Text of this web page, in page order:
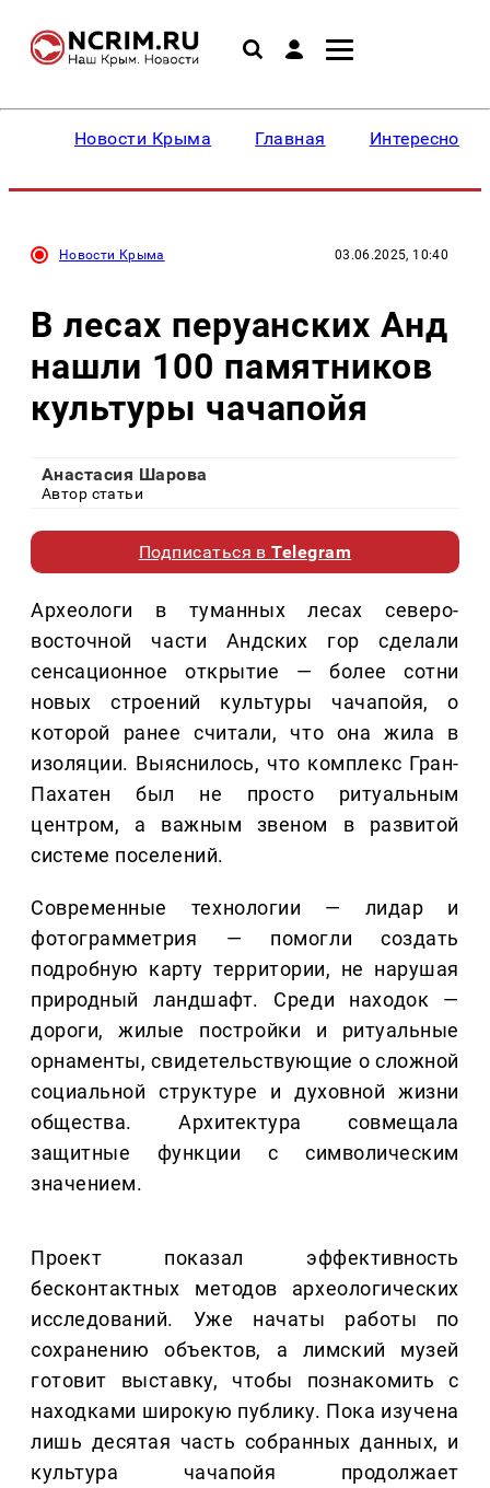
Новости Крыма Главная Интересное
Новости Крыма 03.06.2025, 10:40
В лесах перуанских Анд
нашли 100 памятников
культуры чачапойя
Анастасия Шарова
Автор статьи
Подписаться вTelegram
Археологи в туманных лесах северо-
восточной части Андских гор сделали
сенсационное открытие — более сотни
новых строений культуры чачапойя, о
которой ранее считали, что она жила в
изоляции. Выяснилось, что комплекс Гран-
Пахатен был не просто ритуальным
центром, а важным звеном в развитой
системе поселений.
Современные технологии — лидар и
фотограмметрия — помогли создать
подробную карту территории, не нарушая
природный ландшафт. Среди находок —
дороги, жилые постройки и ритуальные
орнаменты, свидетельствующие о сложной
социальной структуре и духовной жизни
общества. Архитектура совмещала
защитные функции с символическим
значением.
Проект показал эффективность
бесконтактных методов археологических
исследований. Уже начаты работы по
сохранению объектов, а лимский музей
готовит выставку, чтобы познакомить с
находками широкую публику. Пока изучена
лишь десятая часть собранных данных, и
культура чачапойя продолжает